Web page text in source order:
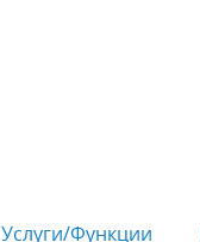
Услуги/Функции